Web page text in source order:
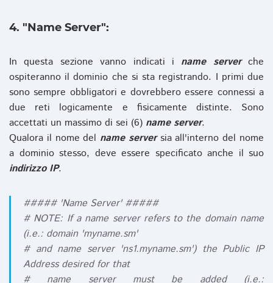
4. "Name Server":
In questa sezione vanno indicati i name serverche
ospiteranno il dominio che si sta registrando. I primi due
sono sempre obbligatori e dovrebbero essere connessi a
due reti logicamente e fisicamente distinte. Sono
accettati un massimo di sei (6) name server.
Qualora il nome del name serversia all'interno del nome
a dominio stesso, deve essere specificato anche il suo
indirizzo IP.
##### 'Name Server' #####
# NOTE: If a name server refers to the domain name
(i.e.: domain 'myname.sm'
# and name server 'ns1.myname.sm') the Public IP
Address desired for that
# name server must be added (i.e.: